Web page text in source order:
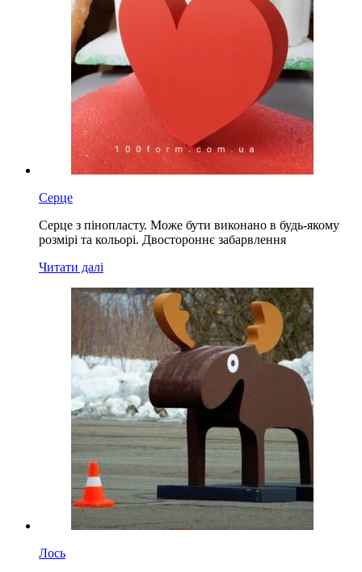
Серце
Серце з пінопласту. Може бути виконано в будь-якому
розмірі та кольорі. Двостороннє забарвлення
Читати далі
Лось